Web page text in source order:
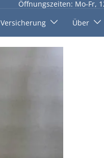
Öffnungszeiten: Mo-Fr,
Versicherung Über